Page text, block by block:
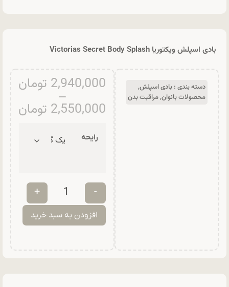
بادی اسپلش ویکتوریا Victorias Secret Body Splash
دسته بندی : بادی اسپلش,
محصولات بانوان,مراقبت بدن
2,940,000 تومان
–
2,550,000 تومان
رایحه
-
+
افزودن به سبد خرید